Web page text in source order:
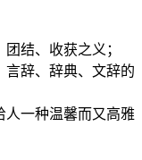
结、收获之义；
言辞、辞典、文辞的
人一种温馨而又高雅